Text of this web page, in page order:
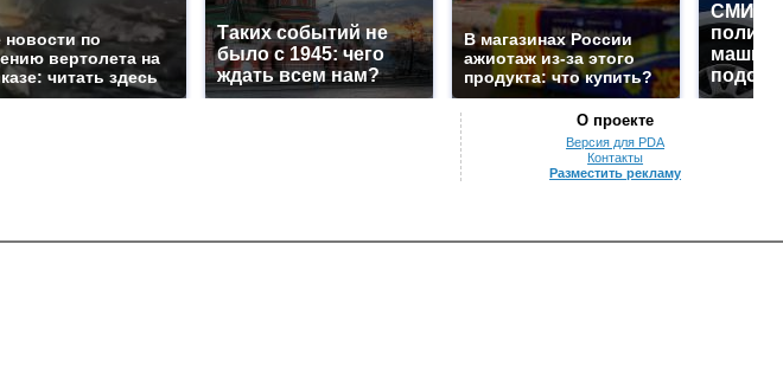
новости по
вертолета на
читать здесь
Таких событий не
было с 1945: чего
ждать всем нам?
В магазинах России
ажиотаж из-за этого
продукта: что купить?
СМИ: В
О проекте
Версия для PDA
Контакты
Разместить рекламу